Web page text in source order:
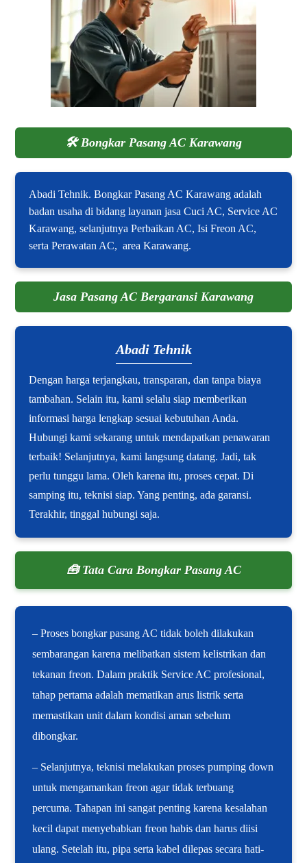
🛠️Bongkar Pasang AC Karawang
Abadi Tehnik. Bongkar Pasang AC Karawang adalah
badan usaha di bidang layanan jasa Cuci AC, Service AC
Karawang, selanjutnya Perbaikan AC, Isi Freon AC,
serta Perawatan AC, area Karawang.
Jasa Pasang AC Bergaransi Karawang
Abadi Tehnik
Dengan harga terjangkau, transparan, dan tanpa biaya
tambahan. Selain itu, kami selalu siap memberikan
informasi harga lengkap sesuai kebutuhan Anda.
Hubungi kami sekarang untuk mendapatkan penawaran
terbaik! Selanjutnya, kami langsung datang. Jadi, tak
perlu tunggu lama. Oleh karena itu, proses cepat. Di
samping itu, teknisi siap. Yang penting, ada garansi.
Terakhir, tinggal hubungi saja.
🧰 Tata Cara Bongkar Pasang AC
– Proses bongkar pasang AC tidak boleh dilakukan
sembarangan karena melibatkan sistem kelistrikan dan
tekanan freon. Dalam praktik Service AC profesional,
tahap pertama adalah mematikan arus listrik serta
memastikan unit dalam kondisi aman sebelum
dibongkar.
– Selanjutnya, teknisi melakukan proses pumping down
untuk mengamankan freon agar tidak terbuang
percuma. Tahapan ini sangat penting karena kesalahan
kecil dapat menyebabkan freon habis dan harus diisi
ulang. Setelah itu, pipa serta kabel dilepas secara hati-